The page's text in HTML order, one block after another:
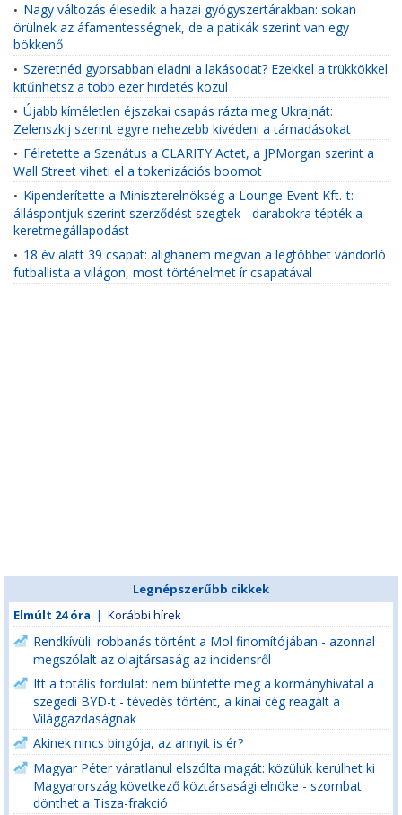
• Nagy változás élesedik a hazai gyógyszertárakban: sokan
örülnek az áfamentességnek, de a patikák szerint van egy
bökkenő
• Szeretnéd gyorsabban eladni a lakásodat? Ezekkel a trükkökkel
kitűnhetsz a több ezer hirdetés közül
• Újabb kíméletlen éjszakai csapás rázta meg Ukrajnát:
Zelenszkij szerint egyre nehezebb kivédeni a támadásokat
• Félretette a Szenátus a CLARITY Actet, a JPMorgan szerint a
Wall Street viheti el a tokenizációs boomot
• Kipenderítette a Miniszterelnökség a Lounge Event Kft.-t:
álláspontjuk szerint szerződést szegtek - darabokra tépték a
keretmegállapodást
• 18 év alatt 39 csapat: alighanem megvan a legtöbbet vándorló
futballista a világon, most történelmet ír csapatával
Legnépszerűbb cikkek
Elmúlt 24 óra | Korábbi hírek
Rendkívüli: robbanás történt a Mol finomítójában - azonnal
megszólalt az olajtársaság az incidensről
Itt a totális fordulat: nem büntette meg a kormányhivatal a
szegedi BYD-t - tévedés történt, a kínai cég reagált a
Világgazdaságnak
Akinek nincs bingója, az annyit is ér?
Magyar Péter váratlanul elszólta magát: közülük kerülhet ki
Magyarország következő köztársasági elnöke - szombat
dönthet a Tisza-frakció